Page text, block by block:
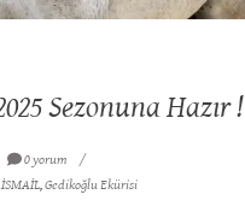
Sezonuna Hazır !
,Gedikoğlu Ekürisi